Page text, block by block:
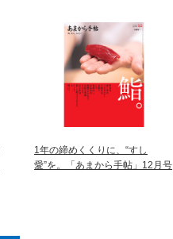
1年の締めくくりに、“すし
愛”を。「あまから手帖」12月号